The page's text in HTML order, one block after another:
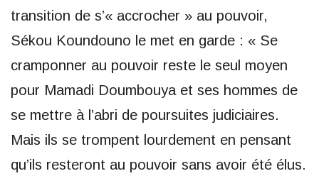
transition de s’« accrocher » au pouvoir,
Sékou Koundouno le met en garde : « Se
cramponner au pouvoir reste le seul moyen
pour Mamadi Doumbouya et ses hommes de
se mettre à l’abri de poursuites judiciaires.
Mais ils se trompent lourdement en pensant
qu’ils resteront au pouvoir sans avoir été élus.